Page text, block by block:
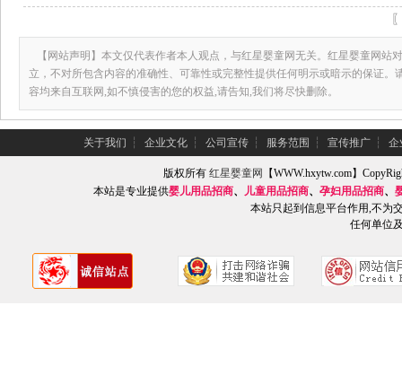
【网站声明】本文仅代表作者本人观点，与红星婴童网无关。红星婴童网站
立，不对所包含内容的准确性、可靠性或完整性提供任何明示或暗示的保证。
容均来自互联网,如不慎侵害的您的权益,请告知,我们将尽快删除。
关于我们 ┆ 企业文化 ┆ 公司宣传 ┆ 服务范围 ┆ 宣传推广 ┆ 企
版权所有红星婴童网
【WWW.hxytw.com】
本站是专业提供婴儿用品招商、 儿童用品招商、 孕妇用品招商、
本站只起到信息平台作用,不为
任何单位